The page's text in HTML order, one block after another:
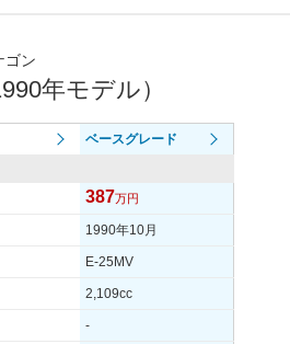
ゴン
年モデル）
ベースグレード
387万円
1990年10月
E-25MV
2,109cc
-